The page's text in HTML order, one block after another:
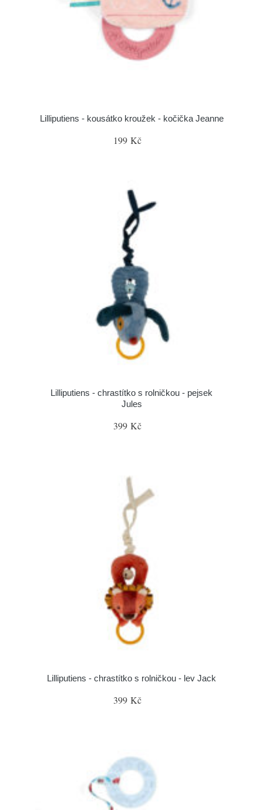
Lilliputiens - kousátko kroužek - kočička Jeanne
199 Kč
Lilliputiens - chrastítko s rolničkou - pejsek
Jules
399 Kč
Lilliputiens - chrastítko s rolničkou - lev Jack
399 Kč